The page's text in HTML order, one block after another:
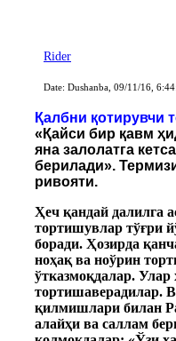
Rider
Date: Dushanba, 09/11/16,
Қалбни қотирувчи
«Қайси бир қавм
яна залолатга
берилади».
ривояти.
Ҳеч қандай далилга
тортишувлар тўғри
боради. Ҳозирда
ноҳақ ва ноўрин
ўтказмоқдалар. Улар
тортишаверадилар.
қилмишлари билан
алайҳи ва саллам